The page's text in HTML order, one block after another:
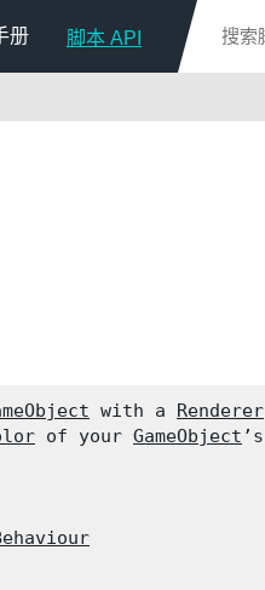
册 脚本 API
with a Renderer
of your GameObject ’s